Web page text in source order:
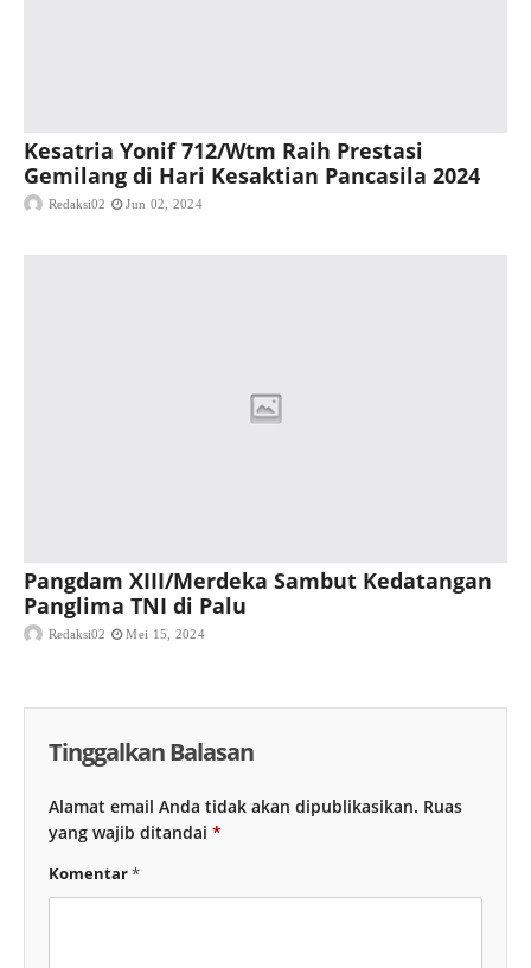
Kesatria Yonif 712/Wtm Raih Prestasi
Gemilang di Hari Kesaktian Pancasila 2024
Redaksi02 Jun 02, 2024
Pangdam XIII/Merdeka Sambut Kedatangan
Panglima TNI di Palu
Redaksi02 Mei 15, 2024
Tinggalkan Balasan
Alamat email Anda tidak akan dipublikasikan. Ruas
yang wajib ditandai *
Komentar*